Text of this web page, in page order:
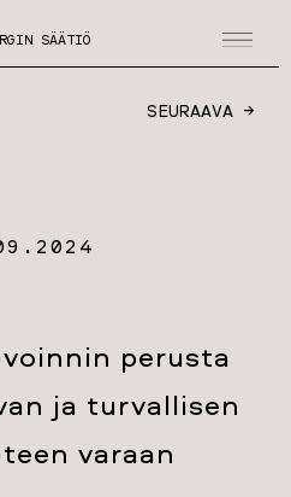
SÄÄTIÖ
SEURAAVA →
perusta
ja turvallisen
varaan